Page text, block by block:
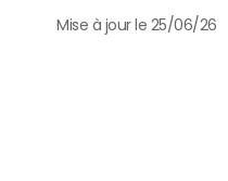
Mise à jour le 25/06/26